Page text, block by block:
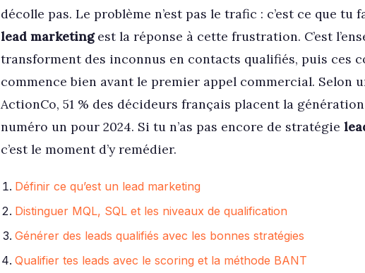
décolle pas. Le problème n’est pas le trafic : c’est ce que tu
lead marketingest la réponse à cette frustration. C’est
transforment des inconnus en contacts qualifiés, puis ces
commence bien avant le premier appel commercial. Selon
ActionCo, 51 % des décideurs français placent la
numéro un pour 2024. Si tu n’as pas encore de stratégie
c’est le moment d’y remédier.
Définir ce qu’est un lead marketing
Distinguer MQL, SQL et les niveaux de qualification
Générer des leads qualifiés avec les bonnes stratégies
Qualifier tes leads avec le scoring et la méthode BANT